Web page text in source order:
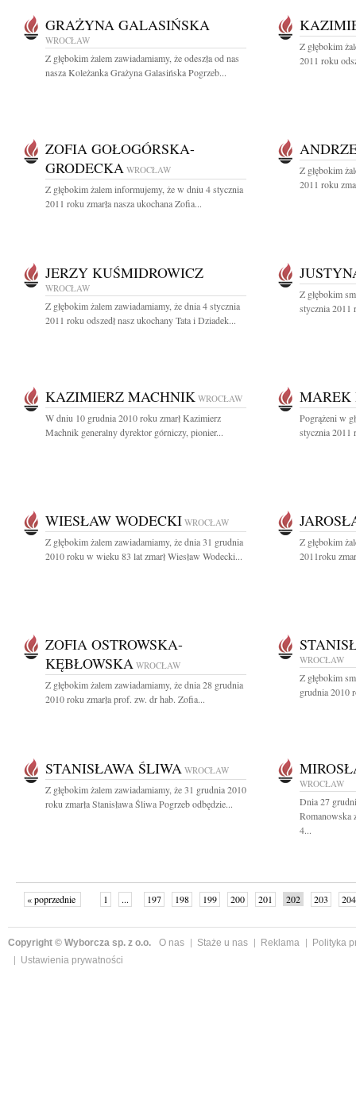
GRAŻYNA GALASIŃSKA
WROCŁAW
Z głębokim żalem zawiadamiamy, że odeszła od nas
nasza Koleżanka Grażyna Galasińska Pogrzeb...
Z głębokim
2011 roku
ZOFIA GOŁOGÓRSKA-
GRODECKA WROCŁAW
Z głębokim żalem informujemy, że w dniu 4 stycznia
2011 roku zmarła nasza ukochana Zofia...
Z głębokim
2011 roku
JERZY KUŚMIDROWICZ
WROCŁAW
Z głębokim żalem zawiadamiamy, że dnia 4 stycznia
2011 roku odszedł nasz ukochany Tata i Dziadek...
Z głębokim
stycznia 2011
KAZIMIERZ MACHNIK WROCŁAW
W dniu 10 grudnia 2010 roku zmarł Kazimierz
Machnik generalny dyrektor górniczy, pionier...
MAREK
Pogrążeni w
stycznia 2011
WIESŁAW WODECKI WROCŁAW
Z głębokim żalem zawiadamiamy, że dnia 31 grudnia
2010 roku w wieku 83 lat zmarł Wiesław Wodecki...
Z głębokim
2011roku
ZOFIA OSTROWSKA-
KĘBŁOWSKA WROCŁAW
Z głębokim żalem zawiadamiamy, że dnia 28 grudnia
2010 roku zmarła prof. zw. dr hab. Zofia...
WROCŁAW
Z głębokim
grudnia 2010
STANISŁAWA ŚLIWA WROCŁAW
Z głębokim żalem zawiadamiamy, że 31 grudnia 2010
roku zmarła Stanisława Śliwa Pogrzeb odbędzie...
WROCŁAW
Dnia 27
Romanowska
4...
« poprzednie 1 ... 197 198 199 200 201 202 203
204
Copyright © Wyborcza sp. z o.o. O nas Staże u nas Reklama
Polityka
Ustawienia prywatności